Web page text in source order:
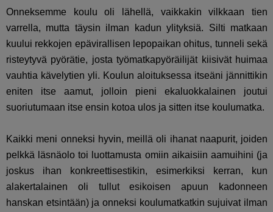
Onneksemme koulu oli lähellä, vaikkakin vilkkaan tien
varrella, mutta täysin ilman kadun ylityksiä. Silti matkaan
kuului rekkojen epävirallisen lepopaikan ohitus, tunneli sekä
risteytyvä pyörätie, josta työmatkapyöräilijät kiisivät huimaa
vauhtia kävelytien yli. Koulun aloituksessa itseäni jännittikin
eniten itse aamut, jolloin pieni ekaluokkalainen joutui
suoriutumaan itse ensin kotoa ulos ja sitten itse koulumatka.
Kaikki meni onneksi hyvin, meillä oli ihanat naapurit, joiden
pelkkä läsnäolo toi luottamusta omiin aikaisiin aamuihini (ja
joskus ihan konkreettisestikin, esimerkiksi kerran, kun
alakertalainen oli tullut esikoisen apuun kadonneen
hanskan etsintään) ja onneksi koulumatkatkin sujuivat ilman